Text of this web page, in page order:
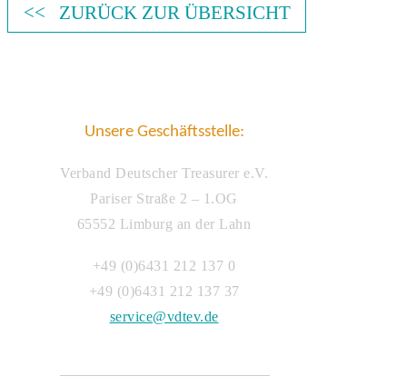
<< ZURÜCK ZUR ÜBERSICHT
Unsere Geschäftsstelle:
Verband Deutscher Treasurer e.V.
Pariser Straße 2 – 1.OG
65552 Limburg an der Lahn
+49 (0)6431 212 137 0
+49 (0)6431 212 137 37
service@vdtev.de